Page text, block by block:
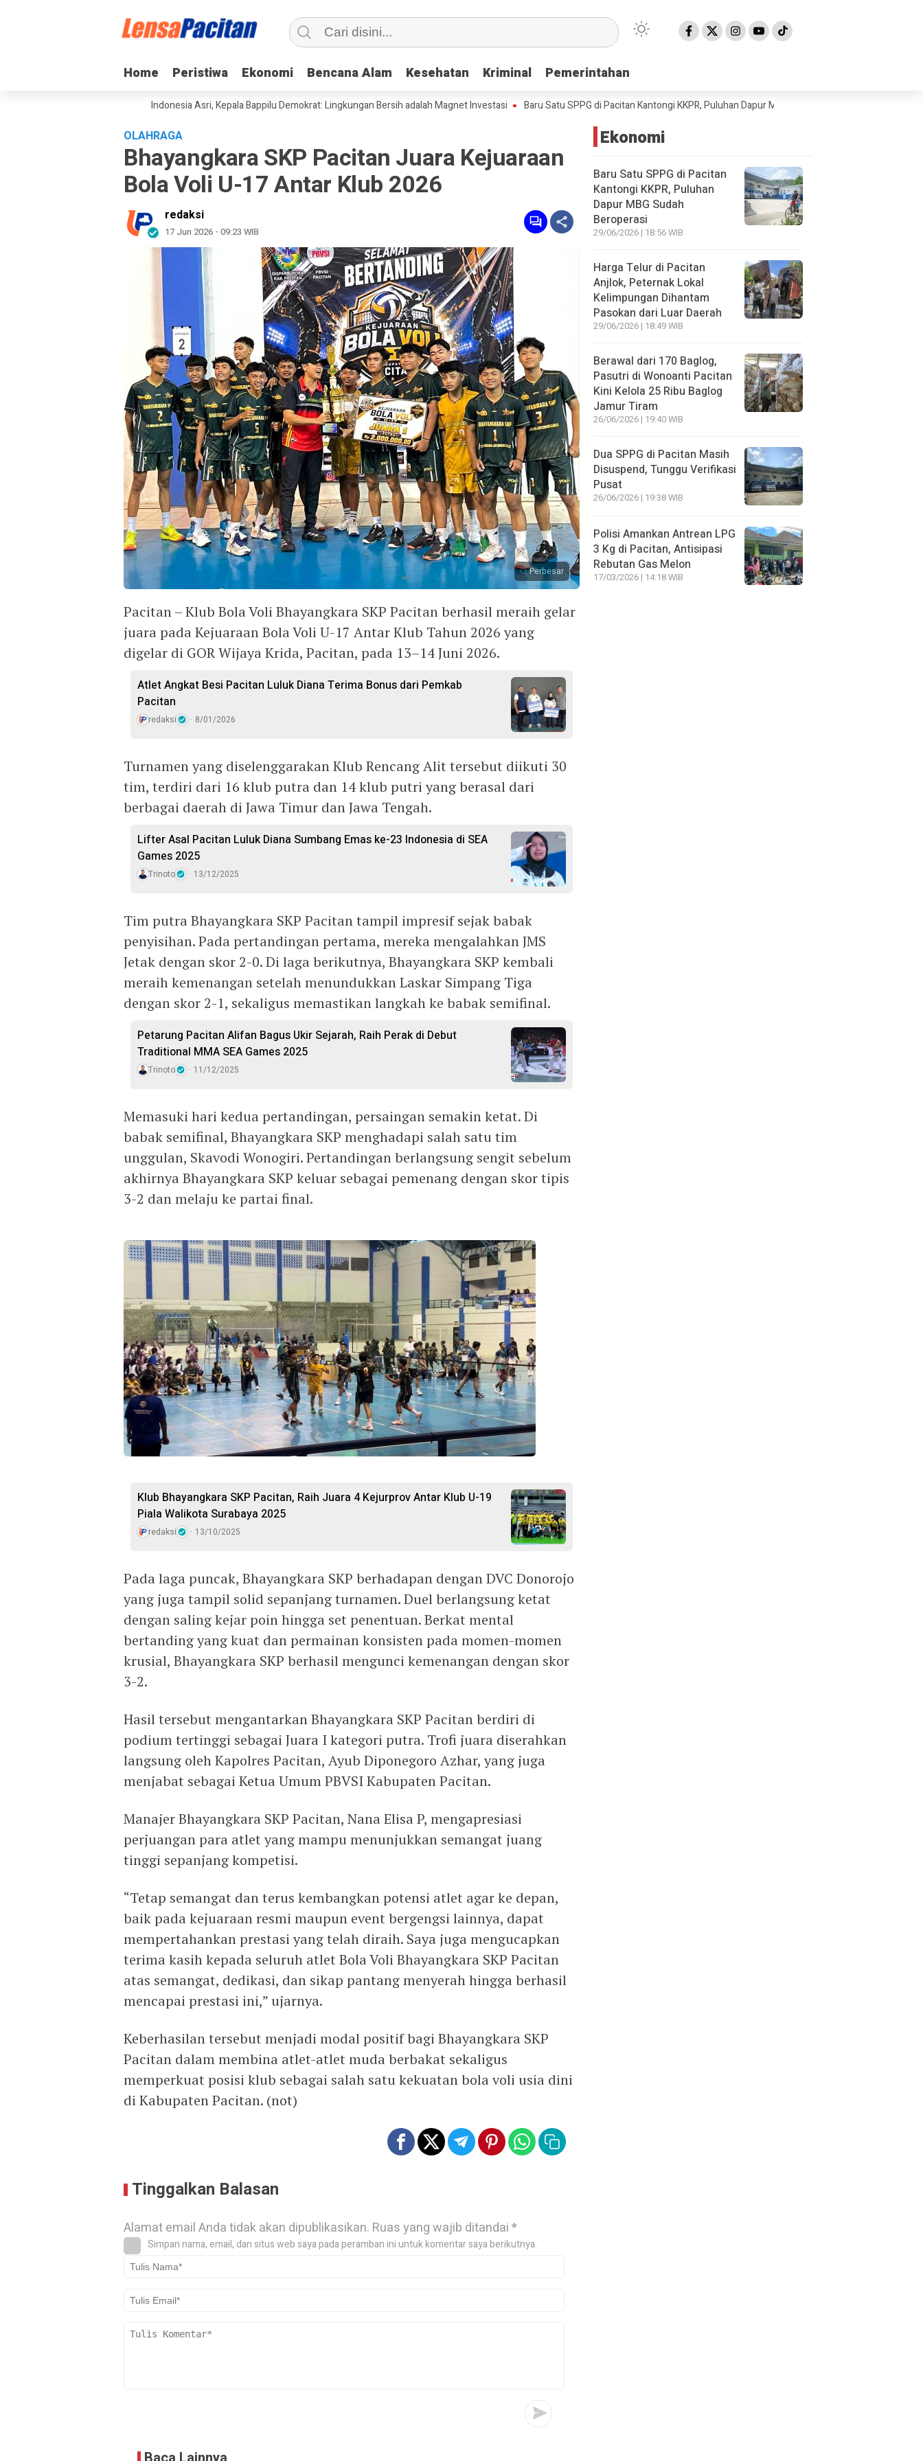
Home Peristiwa Ekonomi Bencana Alam Kesehatan Kriminal Pemerintahan
Home Peristiwa Ekonomi Bencana Alam Kesehatan Kriminal Pemerintahan
Gerakan Langit Biru Indonesia Asri, Kepala Bappilu Demokrat: Lingkungan Bersih adalah Magnet Investasi Baru Satu SPPG di Pacitan Kantongi KKPR, Puluhan Dapur MBG Sudah Beroperasi
OLAHRAGA
Bhayangkara SKP Pacitan Juara Kejuaraan
Bola Voli U-17 Antar Klub 2026
redaksi
17 Jun 2026 - 09:23 WIB
Perbesar
Pacitan – Klub Bola Voli Bhayangkara SKP Pacitan berhasil meraih gelar
juara pada Kejuaraan Bola Voli U-17 Antar Klub Tahun 2026 yang
digelar di GOR Wijaya Krida, Pacitan, pada 13–14 Juni 2026.
Atlet Angkat Besi Pacitan Luluk Diana Terima Bonus dari Pemkab
Pacitan
redaksi 8/01/2026
Turnamen yang diselenggarakan Klub Rencang Alit tersebut diikuti 30
tim, terdiri dari 16 klub putra dan 14 klub putri yang berasal dari
berbagai daerah di Jawa Timur dan Jawa Tengah.
Lifter Asal Pacitan Luluk Diana Sumbang Emas ke-23 Indonesia di SEA
Games 2025
Trinoto 13/12/2025
Tim putra Bhayangkara SKP Pacitan tampil impresif sejak babak
penyisihan. Pada pertandingan pertama, mereka mengalahkan JMS
Jetak dengan skor 2-0. Di laga berikutnya, Bhayangkara SKP kembali
meraih kemenangan setelah menundukkan Laskar Simpang Tiga
dengan skor 2-1, sekaligus memastikan langkah ke babak semifinal.
Petarung Pacitan Alifan Bagus Ukir Sejarah, Raih Perak di Debut
Traditional MMA SEA Games 2025
Trinoto 11/12/2025
Memasuki hari kedua pertandingan, persaingan semakin ketat. Di
babak semifinal, Bhayangkara SKP menghadapi salah satu tim
unggulan, Skavodi Wonogiri. Pertandingan berlangsung sengit sebelum
akhirnya Bhayangkara SKP keluar sebagai pemenang dengan skor tipis
3-2 dan melaju ke partai final.
Klub Bhayangkara SKP Pacitan, Raih Juara 4 Kejurprov Antar Klub U-19
Piala Walikota Surabaya 2025
redaksi 13/10/2025
Pada laga puncak, Bhayangkara SKP berhadapan dengan DVC Donorojo
yang juga tampil solid sepanjang turnamen. Duel berlangsung ketat
dengan saling kejar poin hingga set penentuan. Berkat mental
bertanding yang kuat dan permainan konsisten pada momen-momen
krusial, Bhayangkara SKP berhasil mengunci kemenangan dengan skor
3-2.
Hasil tersebut mengantarkan Bhayangkara SKP Pacitan berdiri di
podium tertinggi sebagai Juara I kategori putra. Trofi juara diserahkan
langsung oleh Kapolres Pacitan, Ayub Diponegoro Azhar, yang juga
menjabat sebagai Ketua Umum PBVSI Kabupaten Pacitan.
Manajer Bhayangkara SKP Pacitan, Nana Elisa P, mengapresiasi
perjuangan para atlet yang mampu menunjukkan semangat juang
tinggi sepanjang kompetisi.
“Tetap semangat dan terus kembangkan potensi atlet agar ke depan,
baik pada kejuaraan resmi maupun event bergengsi lainnya, dapat
mempertahankan prestasi yang telah diraih. Saya juga mengucapkan
terima kasih kepada seluruh atlet Bola Voli Bhayangkara SKP Pacitan
atas semangat, dedikasi, dan sikap pantang menyerah hingga berhasil
mencapai prestasi ini,” ujarnya.
Keberhasilan tersebut menjadi modal positif bagi Bhayangkara SKP
Pacitan dalam membina atlet-atlet muda berbakat sekaligus
memperkuat posisi klub sebagai salah satu kekuatan bola voli usia dini
di Kabupaten Pacitan. (not)
Tinggalkan Balasan
Alamat email Anda tidak akan dipublikasikan. Ruas yang wajib ditandai*
Simpan nama, email, dan situs web saya pada peramban ini untuk komentar saya berikutnya.
Ekonomi
Baru Satu SPPG di Pacitan
Kantongi KKPR, Puluhan
Dapur MBG Sudah
Beroperasi
29/06/2026 | 18:56 WIB
Harga Telur di Pacitan
Anjlok, Peternak Lokal
Kelimpungan Dihantam
Pasokan dari Luar Daerah
29/06/2026 | 18:49 WIB
Berawal dari 170 Baglog,
Pasutri di Wonoanti Pacitan
Kini Kelola 25 Ribu Baglog
Jamur Tiram
26/06/2026 | 19:40 WIB
Dua SPPG di Pacitan Masih
Disuspend, Tunggu Verifikasi
Pusat
26/06/2026 | 19:38 WIB
Polisi Amankan Antrean LPG
3 Kg di Pacitan, Antisipasi
Rebutan Gas Melon
17/03/2026 | 14:18 WIB